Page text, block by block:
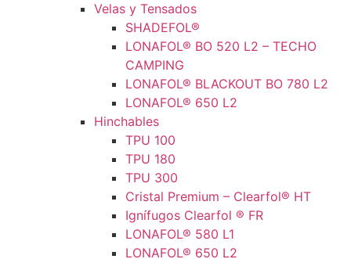
Velas y Tensados
SHADEFOL®
LONAFOL® BO 520 L2 – TECHO
CAMPING
LONAFOL® BLACKOUT BO 780 L2
LONAFOL® 650 L2
Hinchables
TPU 100
TPU 180
TPU 300
Cristal Premium – Clearfol® HT
Ignífugos Clearfol ® FR
LONAFOL® 580 L1
LONAFOL® 650 L2